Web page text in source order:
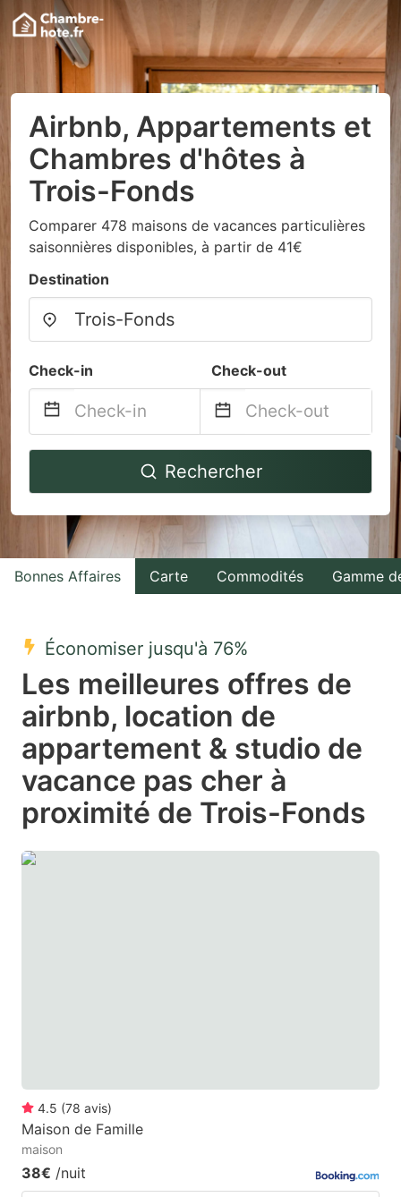
Airbnb, Appartements et
Chambres d'hôtes à
Trois-Fonds
Comparer 478 maisons de vacances particulières
saisonnières disponibles, à partir de 41€
Destination
Check-in Check-out
Navigate
to
interact
with
the
select
date.
Press
question
mark
key
Navigate
backward
to
interact
with
the
select
a
date.
Press
question
mark
key
Rechercher
Bonnes Affaires Carte Commodités Gamme
Économiser jusqu'à 76%
Les meilleures offres de
airbnb, location de
appartement & studio de
vacance pas cher à
proximité de Trois-Fonds
4.5 (78 avis)
Maison de Famille
maison
38€ /nuit